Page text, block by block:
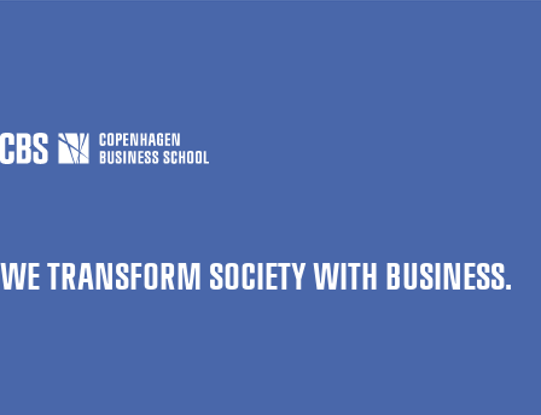
WE TRANSFORM SOCIETY WITH BUSINESS.